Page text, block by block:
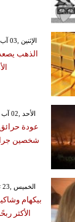
GMT 08:38 2026 الإثنين ,03 آب / أغسطس
الذهب
GMT 17:33 2026 الأحد ,02 آب / أغسطس
عودة حرائق
شخصين
GMT 22:11 2026 الخميس ,23 تموز / يوليو
بيكهام
الأكثر